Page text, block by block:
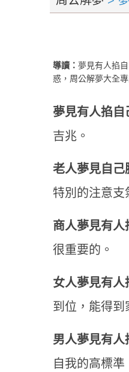
導讀： 夢見有人掐
惑，周公解夢大全
夢見有人掐自
吉兆。
老人夢見自己
特別的注意支
商人夢見有人
很重要的。
女人夢見有人
到位，能得到
男人夢見有人
自我的高標